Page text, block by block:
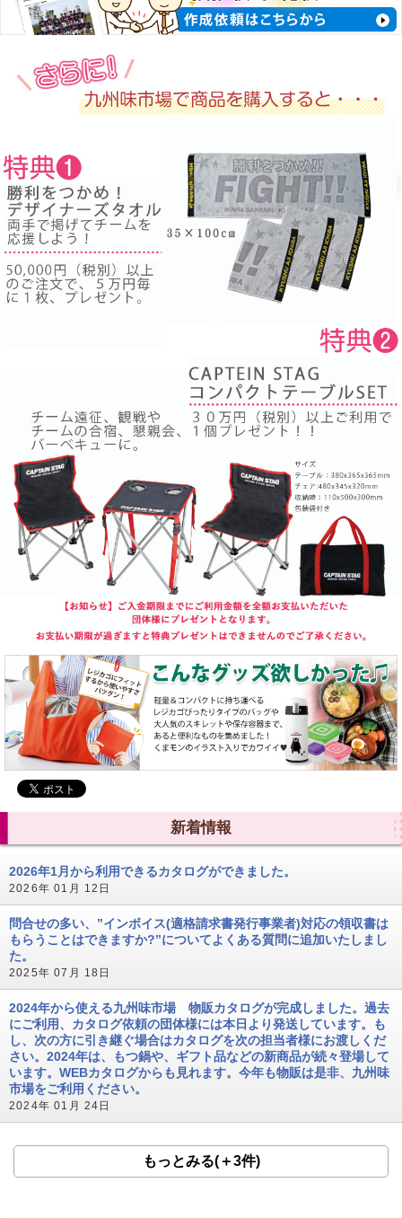
新着情報
2026年1月から利用できるカタログができました。
2026年 01月 12日
問合せの多い、”インボイス(適格請求書発行事業者)対応の領収書は
もらうことはできますか?”についてよくある質問に追加いたしまし
た。
2025年 07月 18日
2024年から使える九州味市場 物販カタログが完成しました。過去
にご利用、カタログ依頼の団体様には本日より発送しています。も
し、次の方に引き継ぐ場合はカタログを次の担当者様にお渡しくだ
さい。2024年は、もつ鍋や、ギフト品などの新商品が続々登場して
います。WEBカタログからも見れます。今年も物販は是非、九州味
市場をご利用ください。
2024年 01月 24日
もっとみる(＋3件)